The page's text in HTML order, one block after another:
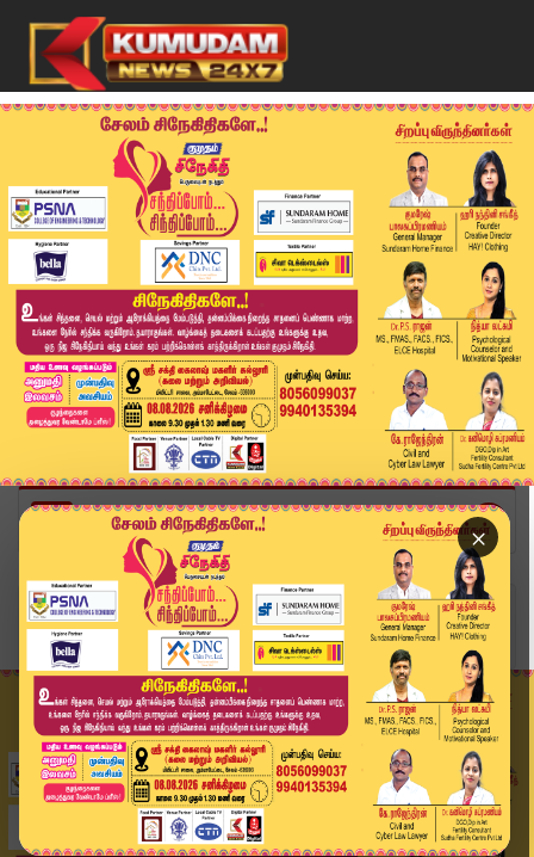
×
Home
வீடியோ ஸ்டோரி
Today Headlines - 06 June 2026 | 2 மணி தலைப்புச...